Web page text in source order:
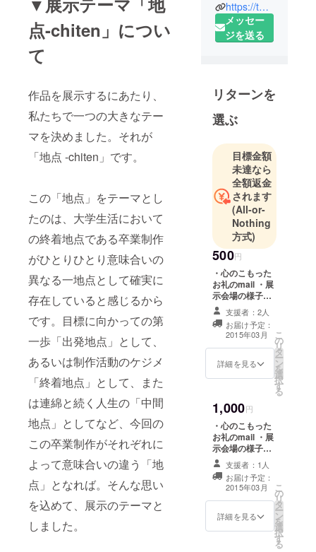
点-chiten」につい
て
作品を展示するにあたり、
私たちで一つの大きなテー
マを決めました。それが
「地点 -chiten」です。
この「地点」をテーマとし
たのは、大学生活において
の終着地点である卒業制作
がひとりひとり意味合いの
異なる一地点として確実に
存在していると感じるから
です。目標に向かっての第
一歩「出発地点」として、
あるいは制作活動のケジメ
「終着地点」として、また
は連綿と続く人生の「中間
地点」としてなど、今回の
この卒業制作がそれぞれに
よって意味合いの違う「地
点」となれば。そんな思い
を込めて、展示のテーマと
しました。
横浜美術大
学卒業制作
有志展「地
企画してい
る団体のア
カウントで
す。
詳しくはプ
ロジェクト
ページ、ま
たは以下の
プロジェク
トHPをご覧
ください。
質問等もこ
ちらでお受
けいたしま
す。
皆様の温か
いご支援を
お待ちして
よろしくお
ねがいしま
す。
https://twitter.com/hamabi_chiten
メッセー
ジを送る
リターンを
選ぶ
目標金額
未達なら
全額返金
されます
(All-or-
Nothing
方式)
500円
・心のこもった
お礼のmail ・展
示会場の様子を
ご報告支援者：2人
お届け予定：
2015年03月
詳細を見る
こ
の
リ
タ
ー
ン
を
選
択
す
る
1,000円
・心のこもった
お礼のmail ・展
示会場の様子を
ご報告 ・ポスト
カード1枚
支援者：1人
お届け予定：
2015年03月
詳細を見る
こ
の
リ
タ
ー
ン
を
選
択
す
る